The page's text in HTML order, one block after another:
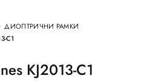
ДИОПТРИЧНИ РАМКИ
C1
KJ2013-C1